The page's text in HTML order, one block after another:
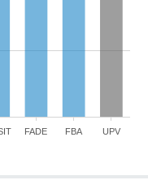
FADE FBA UPV